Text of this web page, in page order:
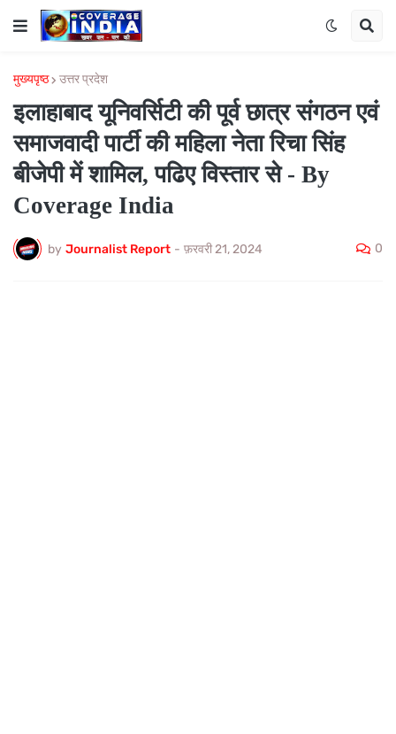
मुख्यपृष्ठ उत्तर प्रदेश
इलाहाबाद यूनिवर्सिटी की पूर्व छात्र संगठन एवं
समाजवादी पार्टी की महिला नेता रिचा सिंह
बीजेपी में शामिल, पढिए विस्तार से - By
Coverage India
by Journalist Report - फ़रवरी 21, 2024 0